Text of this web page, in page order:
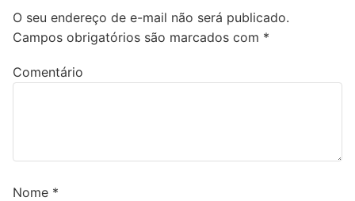
O seu endereço de e-mail não será publicado.
Campos obrigatórios são marcados com *
Comentário
Nome *